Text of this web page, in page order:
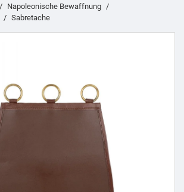
Napoleonische Bewaffnung
Sabretache